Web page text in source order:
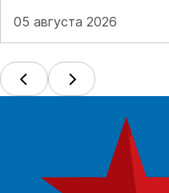
05 августа 2026